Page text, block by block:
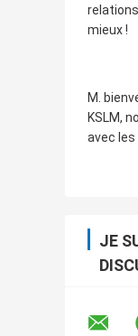
mieux !
M.
KSLM,
avec
JE